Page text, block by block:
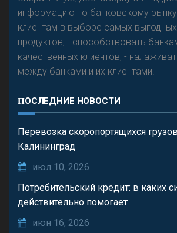
информацию по банковскому
клиентам в выборе самых
продуктов; - способствовать
качественных клиентов; -
между банками и их клиентами.
ПОСЛЕДНИЕ НОВОСТИ
Перевозка скоропортящихся
Калининград
июл 10, 2026
Потребительский кредит: в каких
действительно помогает
июн 16, 2026